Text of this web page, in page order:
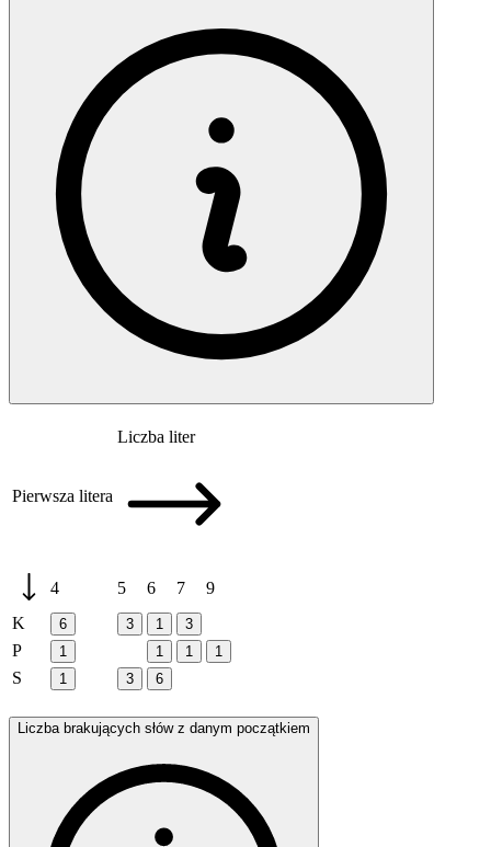
Pierwsza litera
Liczba liter
4 5 6 7
9
K
6 3 1 3
P 1 1 1 1
S 1 3 6
Liczba brakujących słów z danym początkiem